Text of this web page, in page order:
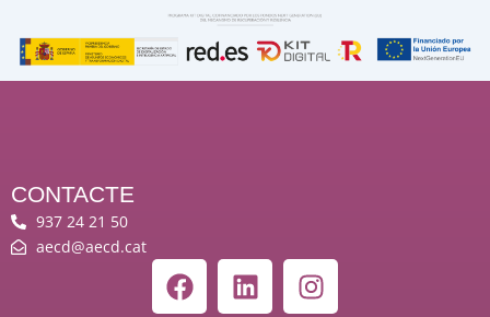
CONTACTE
937 24 21 50
aecd@aecd.cat
F
a
L
i
I
n